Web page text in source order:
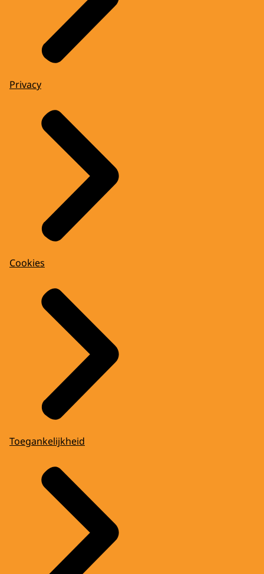
Privacy
Cookies
Toegankelijkheid